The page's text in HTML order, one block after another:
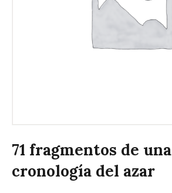
71 fragmentos de una
cronología del azar